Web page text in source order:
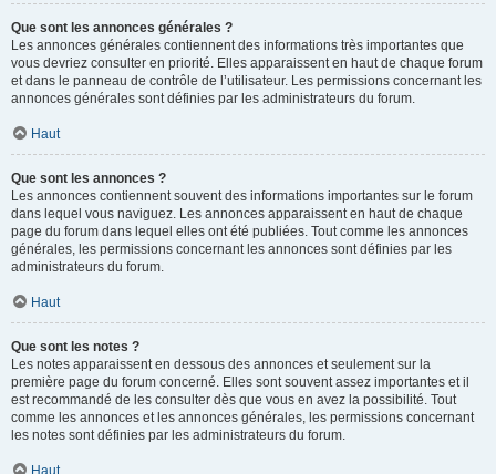
Que sont les annonces générales ?
Les annonces générales contiennent des informations très importantes que
vous devriez consulter en priorité. Elles apparaissent en haut de chaque forum
et dans le panneau de contrôle de l’utilisateur. Les permissions concernant les
annonces générales sont définies par les administrateurs du forum.
Haut
Que sont les annonces ?
Les annonces contiennent souvent des informations importantes sur le forum
dans lequel vous naviguez. Les annonces apparaissent en haut de chaque
page du forum dans lequel elles ont été publiées. Tout comme les annonces
générales, les permissions concernant les annonces sont définies par les
administrateurs du forum.
Haut
Que sont les notes ?
Les notes apparaissent en dessous des annonces et seulement sur la
première page du forum concerné. Elles sont souvent assez importantes et il
est recommandé de les consulter dès que vous en avez la possibilité. Tout
comme les annonces et les annonces générales, les permissions concernant
les notes sont définies par les administrateurs du forum.
Haut